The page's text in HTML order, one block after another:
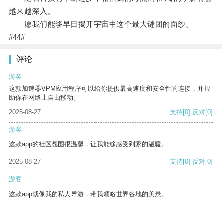
越来越深入。
愿我们能够早日揭开宇宙中这个最大谜团的面纱。
#44#
评论
游客
这款加速器VPM应用程序可以给你提供最高速度和安全性的连接，并帮
助你在网络上自由移动。
2025-08-27
支持[0] 反对[0]
游客
这款app的社区氛围很温馨，让我能够感受到家的温暖。
2025-08-27 支持[0] 反对[0]
游客
这款app就像我的私人导游，带我领略世界各地的美景。